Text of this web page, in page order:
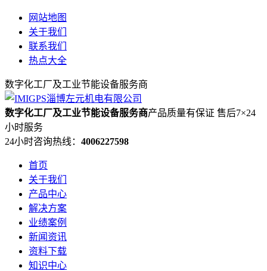
网站地图
关于我们
联系我们
热点大全
数字化工厂及工业节能设备服务商
数字化工厂及工业节能设备服务商产品质量有保证 售后7×24
小时服务
24小时咨询热线： 4006227598
首页
关于我们
产品中心
解决方案
业绩案例
新闻资讯
资料下载
知识中心